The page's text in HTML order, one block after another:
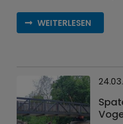
WEITERLESEN